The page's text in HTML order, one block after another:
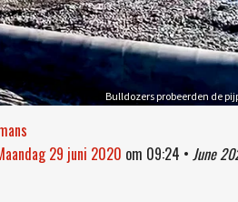
Bulldozers probeerden de
maandag 29 juni 2020 om 09:24 • June